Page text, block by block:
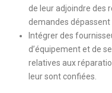
de leur adjoindre des
demandes dépassent
Intégrer des
d’équipement et de
relatives aux
leur sont confiées.